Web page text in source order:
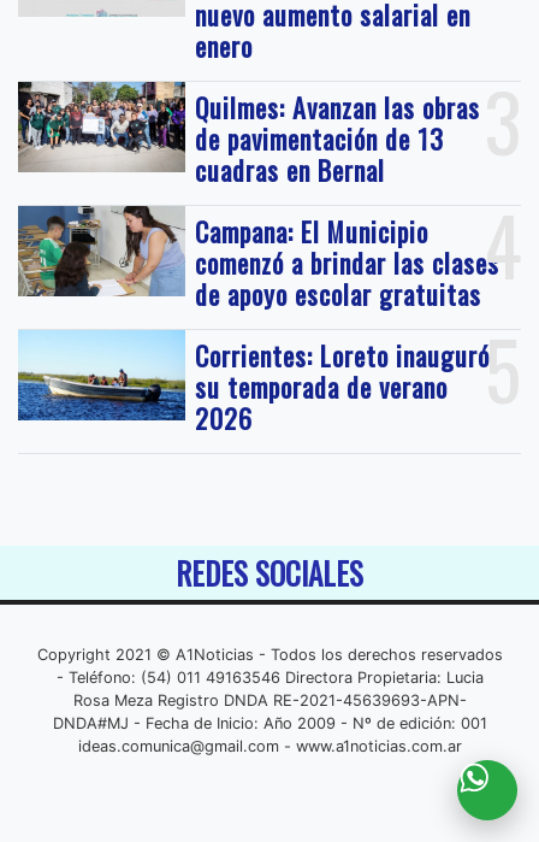
nuevo aumento salarial en
enero
3
Quilmes: Avanzan las obras
de pavimentación de 13
cuadras en Bernal
4
Campana: El Municipio
comenzó a brindar las clases
de apoyo escolar gratuitas
5
Corrientes: Loreto inauguró
su temporada de verano
2026
REDES SOCIALES
Copyright 2021 © A1Noticias - Todos los derechos reservados
- Teléfono: (54) 011 49163546 Directora Propietaria: Lucia
Rosa Meza Registro DNDA RE-2021-45639693-APN-
DNDA#MJ - Fecha de Inicio: Año 2009 - Nº de edición: 001
ideas.comunica@gmail.com- www.a1noticias.com.ar